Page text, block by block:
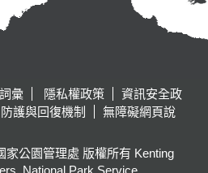
彙 隱私權政策
資訊安全政
防護與回復機制
無障礙網頁說
家公園管理處 版權所有 Kenting
National Park Service,